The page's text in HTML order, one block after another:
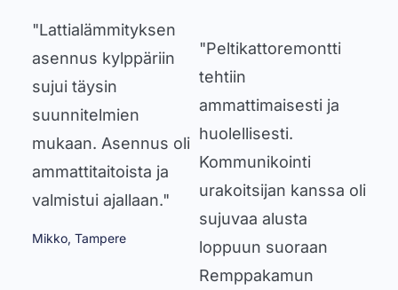
"Lattialämmityksen
asennus kylppäriin
sujui täysin
suunnitelmien
mukaan. Asennus oli
ammattitaitoista ja
valmistui ajallaan."
Mikko, Tampere
"Peltikattoremontti
tehtiin
ammattimaisesti ja
huolellisesti.
Kommunikointi
urakoitsijan kanssa oli
sujuvaa alusta
loppuun suoraan
Remppakamun